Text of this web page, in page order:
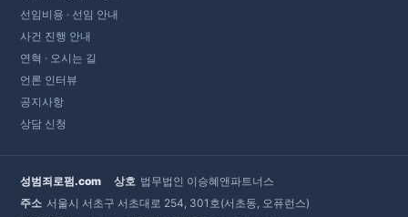
선임비용 · 선임 안내
사건 진행 안내
연혁 · 오시는 길
언론 인터뷰
공지사항
상담 신청
성범죄로펌.com 상호 법무법인 이승혜앤파트너스
주소 서울시 서초구 서초대로 254, 301호(서초동, 오퓨런스)